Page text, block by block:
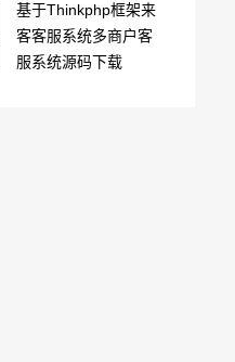
基于Thinkphp框架来
客客服系统多商户客
服系统源码下载